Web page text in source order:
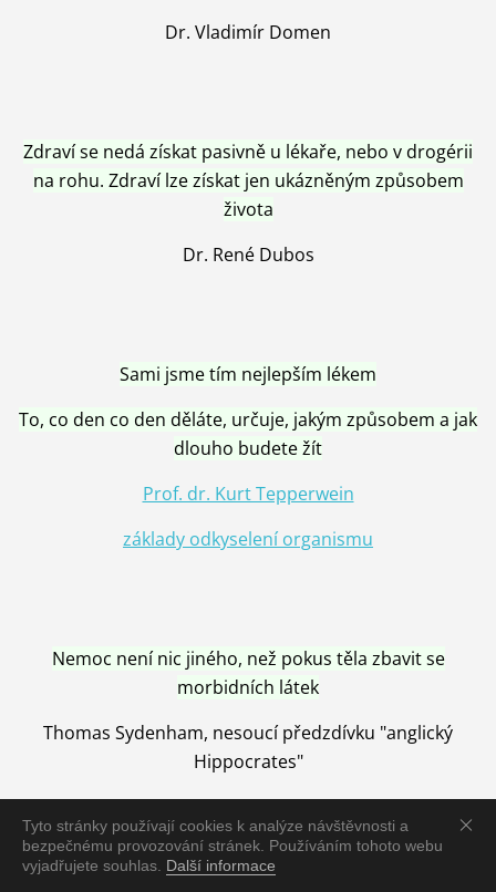
Tyto stránky používají cookies k analýze návštěvnosti a
bezpečnému provozování stránek. Používáním tohoto webu
vyjadřujete souhlas. Další informace
Dr. Vladimír Domen
Zdraví se nedá získat pasivně u lékaře, nebo v drogérii
na rohu. Zdraví lze získat jen ukázněným způsobem
života
Dr. René Dubos
Sami jsme tím nejlepším lékem
To, co den co den děláte, určuje, jakým způsobem a jak
dlouho budete žít
Prof. dr. Kurt Tepperwein
základy odkyselení organismu
Nemoc není nic jiného, než pokus těla zbavit se
morbidních látek
Thomas Sydenham, nesoucí předzdívku "anglický
Hippocrates"
Nemoc je vyléčena jen pomocí Přírody, neutralizací a